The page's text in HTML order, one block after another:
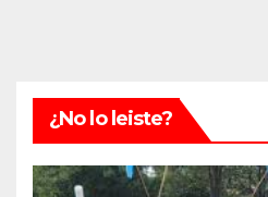
¿No lo leiste?